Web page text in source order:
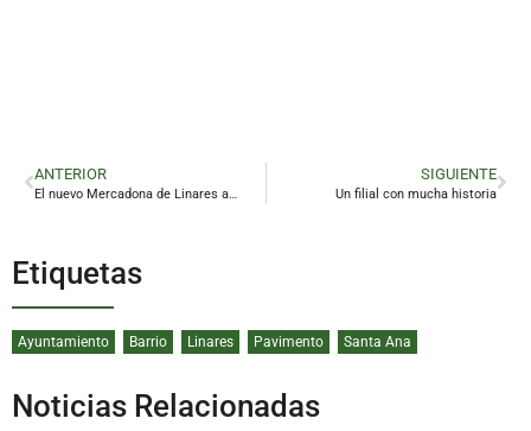
ANTERIOR
El nuevo Mercadona de Linares anuncia su apertura para el 25 de noviembre
SIGUIENTE
Un filial con mucha historia
Etiquetas
Ayuntamiento Barrio Linares Pavimento Santa Ana
Noticias Relacionadas